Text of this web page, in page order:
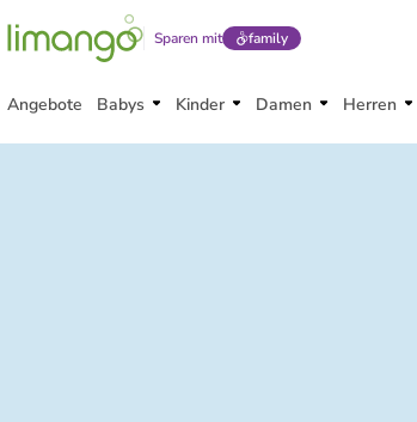
Sparen mit family
Angebote Babys Kinder Damen Herren